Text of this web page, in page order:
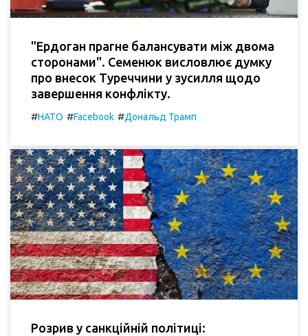
"Ердоган прагне балансувати між двома
сторонами". Семенюк висловлює думку
про внесок Туреччини у зусилля щодо
завершення конфлікту.
#НАТО #Facebook #Дональд Трамп
Розрив у санкційній політиці: